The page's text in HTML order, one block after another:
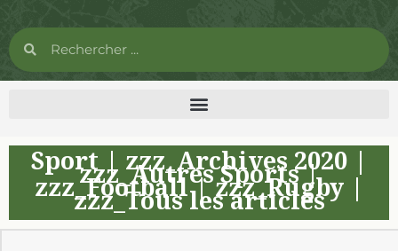
Sport| zzz_Archives 2020|
zzz_Autres Sports|
zzz_Football|zzz_Rugby|
zzz_Tous les articles